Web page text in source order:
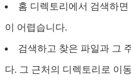
홈 디렉토리에서 검색하
이 어렵습니다.
검색하고 찾은 파일과 그
다. 그 근처의 디렉토리로 이